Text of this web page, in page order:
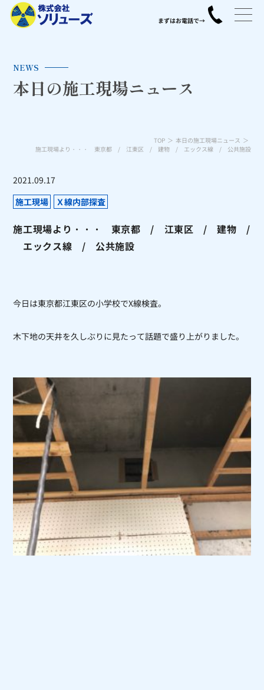
NEWS
本日の施工現場ニュース
TOP
本日の施工現場ニュース
施工現場より・・・ 東京都 / 江東区 / 建物 / エックス線 / 公共施設
2021.09.17
施工現場
Ｘ線内部探査
施工現場より・・・ 東京都 / 江東区 / 建物 /
エックス線 / 公共施設
今日は東京都江東区の小学校でX線検査。
木下地の天井を久しぶりに見たって話題で盛り上がりました。